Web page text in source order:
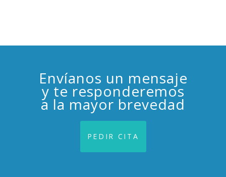
Envíanos un mensaje
y te responderemos
a la mayor brevedad
PEDIR CITA